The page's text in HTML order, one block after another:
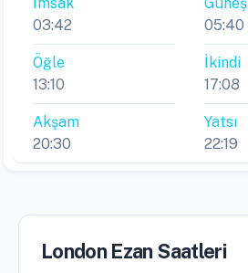
03:42
05:40
Öğle
13:10
İkindi
17:08
Akşam
20:30
Yatsı
22:19
London Ezan Saatleri